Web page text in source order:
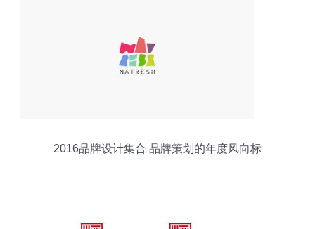
2016品牌设计集合 品牌策划的年度风向标